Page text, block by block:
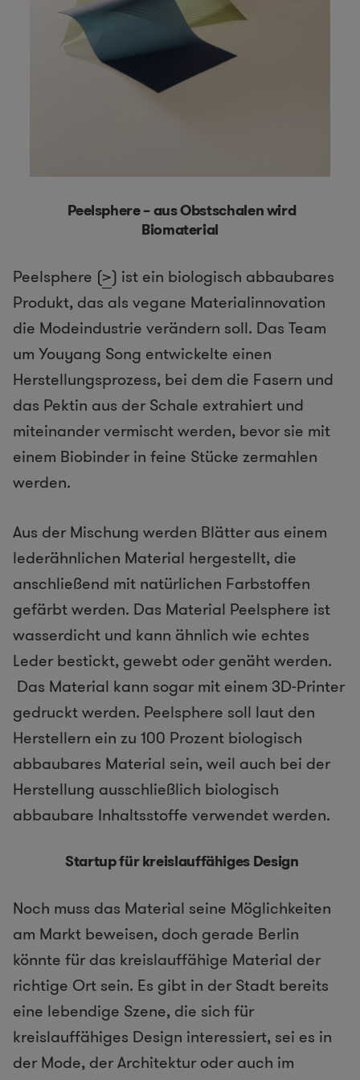
Peelsphere – aus Obstschalen wird
Biomaterial
Peelsphere (>) ist ein biologisch abbaubares
Produkt, das als vegane Materialinnovation
die Modeindustrie verändern soll. Das Team
um Youyang Song entwickelte einen
Herstellungsprozess, bei dem die Fasern und
das Pektin aus der Schale extrahiert und
miteinander vermischt werden, bevor sie mit
einem Biobinder in feine Stücke zermahlen
werden.
Aus der Mischung werden Blätter aus einem
lederähnlichen Material hergestellt, die
anschließend mit natürlichen Farbstoffen
gefärbt werden. Das Material Peelsphere ist
wasserdicht und kann ähnlich wie echtes
Leder bestickt, gewebt oder genäht werden.
Das Material kann sogar mit einem 3D-Printer
gedruckt werden. Peelsphere soll laut den
Herstellern ein zu 100 Prozent biologisch
abbaubares Material sein, weil auch bei der
Herstellung ausschließlich biologisch
abbaubare Inhaltsstoffe verwendet werden.
Startup für kreislauffähiges Design
Noch muss das Material seine Möglichkeiten
am Markt beweisen, doch gerade Berlin
könnte für das kreislauffähige Material der
richtige Ort sein. Es gibt in der Stadt bereits
eine lebendige Szene, die sich für
kreislauffähiges Design interessiert, sei es in
der Mode, der Architektur oder auch im